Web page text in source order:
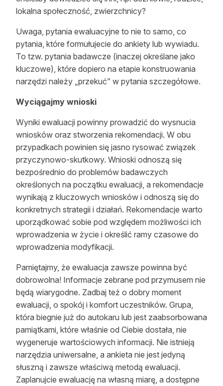
lokalna społeczność, zwierzchnicy?
Uwaga, pytania ewaluacyjne to nie to samo, co
pytania, które formułujecie do ankiety lub wywiadu.
To tzw. pytania badawcze (inaczej określane jako
kluczowe), które dopiero na etapie konstruowania
narzędzi należy „przekuć” w pytania szczegółowe.
Wyciągajmy wnioski
Wyniki ewaluacji powinny prowadzić do wysnucia
wniosków oraz stworzenia rekomendacji. W obu
przypadkach powinien się jasno rysować związek
przyczynowo-skutkowy. Wnioski odnoszą się
bezpośrednio do problemów badawczych
określonych na początku ewaluacji, a rekomendacje
wynikają z kluczowych wniosków i odnoszą się do
konkretnych strategii i działań. Rekomendacje warto
uporządkować sobie pod względem możliwości ich
wprowadzenia w życie i określić ramy czasowe do
wprowadzenia modyfikacji.
Pamiętajmy, że ewaluacja zawsze powinna być
dobrowolna! Informacje zebrane pod przymusem nie
będą wiarygodne. Zadbaj też o dobry moment
ewaluacji, o spokój i komfort uczestników. Grupa,
która biegnie już do autokaru lub jest zaabsorbowana
pamiątkami, które właśnie od Ciebie dostała, nie
wygeneruje wartościowych informacji. Nie istnieją
narzędzia uniwersalne, a ankieta nie jest jedyną
słuszną i zawsze właściwą metodą ewaluacji.
Zaplanujcie ewaluację na własną miarę, a dostępne